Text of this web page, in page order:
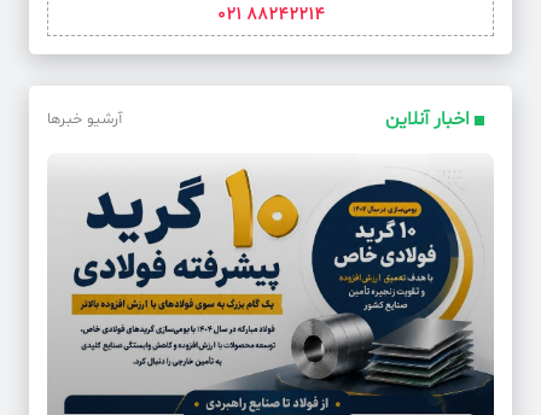
88242214 021
اخبار آنلاین آرشیو خبرها